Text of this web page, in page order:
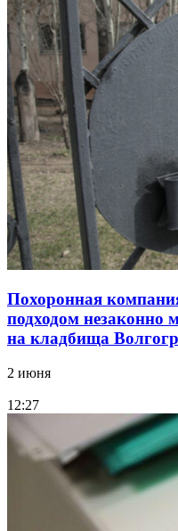
Похоронная
подходом незаконно
на кладбища
2 июня
12:27